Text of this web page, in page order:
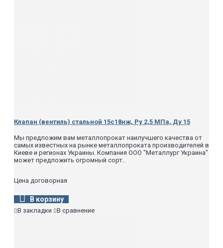
Клапан (вентиль) стальной 15с18нж, Ру 2,5 МПа, Ду 15
Мы предложим вам металлопрокат наилучшего качества от
самых известных на рынке металлопроката производителей в
Киеве и регионах Украины. Компания ООО "Металлург Украина"
может предложить огромный сорт..
Цена договорная
В корзину
В закладки В сравнение